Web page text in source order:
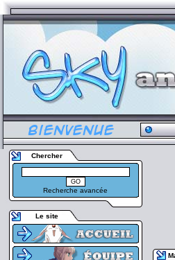
Chercher
Recherche avancée
Le site